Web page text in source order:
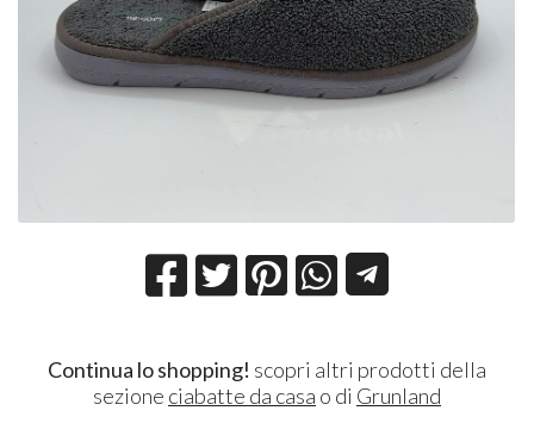
Continua lo shopping! scopri altri prodotti della
sezione ciabatte da casa o di Grunland